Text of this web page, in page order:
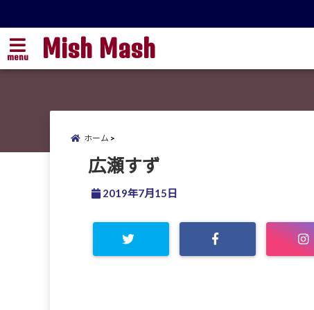
menu Mish Mash
ホーム
広瀬すず
2019年7月15日